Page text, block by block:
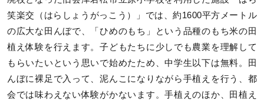
笑楽交（はらしょうがっこう）」では、約1600平方メートル
の広大な田んぼで、「ひめのもち」という品種のもち米の田
植え体験を行えます。子どもたちに少しでも農業を理解して
もらいたいという思いで始めたため、中学生以下は無料。田
んぼに裸足で入って、泥んこになりながら手植えを行う、都
会では味わえない体験がかないます。手植えのほか、田植え